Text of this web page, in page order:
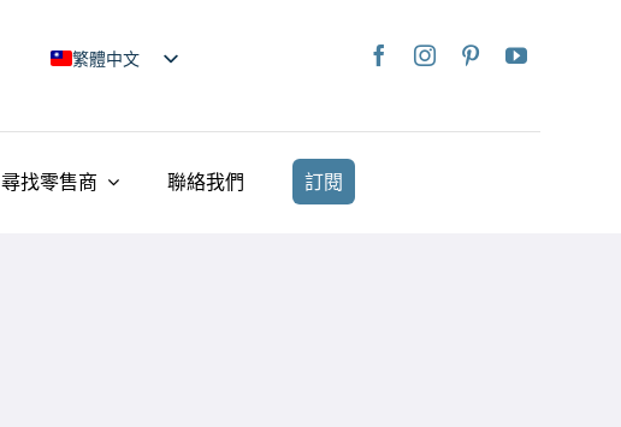
繁體中文
日本語
Français
尋找零售商 聯絡我們 訂閱